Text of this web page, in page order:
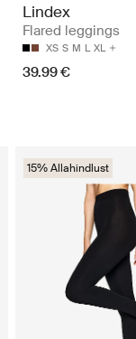
Lindex
Flared leggings
XS S M L XL
39.99 €
15% Allahindlust